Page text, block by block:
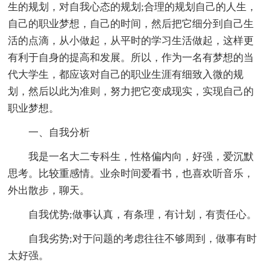
生的规划，对自我心态的规划;合理的规划自己的人生，
自己的职业梦想，自己的时间，然后把它细分到自己生
活的点滴，从小做起，从平时的学习生活做起，这样更
有利于自身的提高和发展。所以，作为一名有梦想的当
代大学生，都应该对自己的职业生涯有细致入微的规
划，然后以此为准则，努力把它变成现实，实现自己的
职业梦想。
一、自我分析
我是一名大二专科生，性格偏内向，好强，爱沉默
思考。比较重感情。业余时间爱看书，也喜欢听音乐，
外出散步，聊天。
自我优势;做事认真，有条理，有计划，有责任心。
自我劣势;对于问题的考虑往往不够周到，做事有时
太好强。